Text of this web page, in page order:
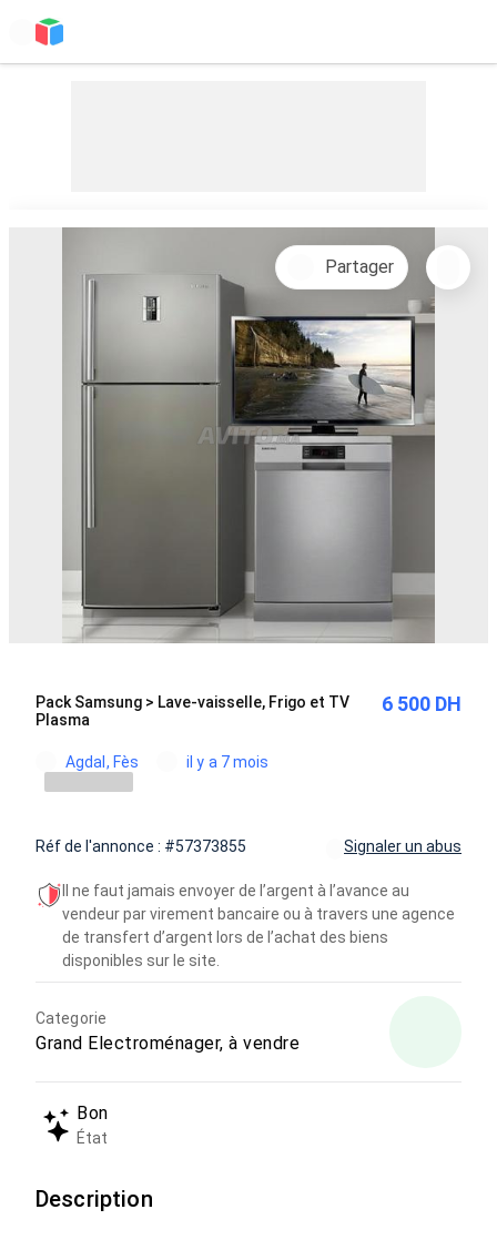
Partager
Pack Samsung > Lave-vaisselle, Frigo et TV
Plasma
6 500 DH
Agdal, Fès il y a 7 mois
Réf de l'annonce : #57373855 Signaler un abus
Il ne faut jamais envoyer de l’argent à l’avance au
vendeur par virement bancaire ou à travers une agence
de transfert d’argent lors de l’achat des biens
disponibles sur le site.
Categorie
Grand Electroménager, à vendre
Bon
État
Description